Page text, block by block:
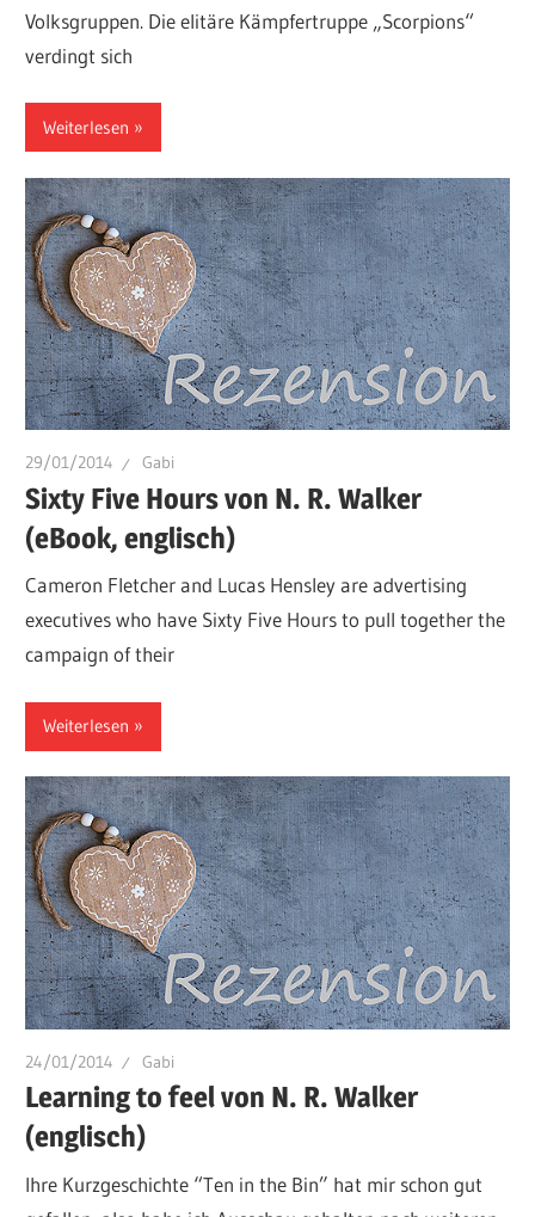
Volksgruppen. Die elitäre Kämpfertruppe „Scorpions“
verdingt sich
Weiterlesen
29/01/2014 Gabi
Sixty Five Hours von N. R. Walker
(eBook, englisch)
Cameron Fletcher and Lucas Hensley are advertising
executives who have Sixty Five Hours to pull together the
campaign of their
Weiterlesen
24/01/2014 Gabi
Learning to feel von N. R. Walker
(englisch)
Ihre Kurzgeschichte “Ten in the Bin” hat mir schon gut